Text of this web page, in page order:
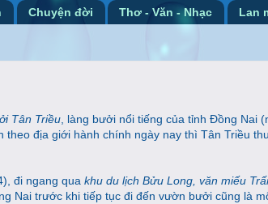
Chuyện đời Thơ - Văn - Nhạc Lan
Tân Triều , làng bưởi nổi tiếng của tỉnh Đồng Nai
theo địa giới hành chính ngày nay thì Tân Triều
đi ngang qua khu du lịch Bửu Long, văn miếu
Nai trước khi tiếp tục đi đến vườn bưởi cũng là